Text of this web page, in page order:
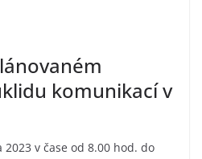
komunikací v
v čase od 8.00 hod. do